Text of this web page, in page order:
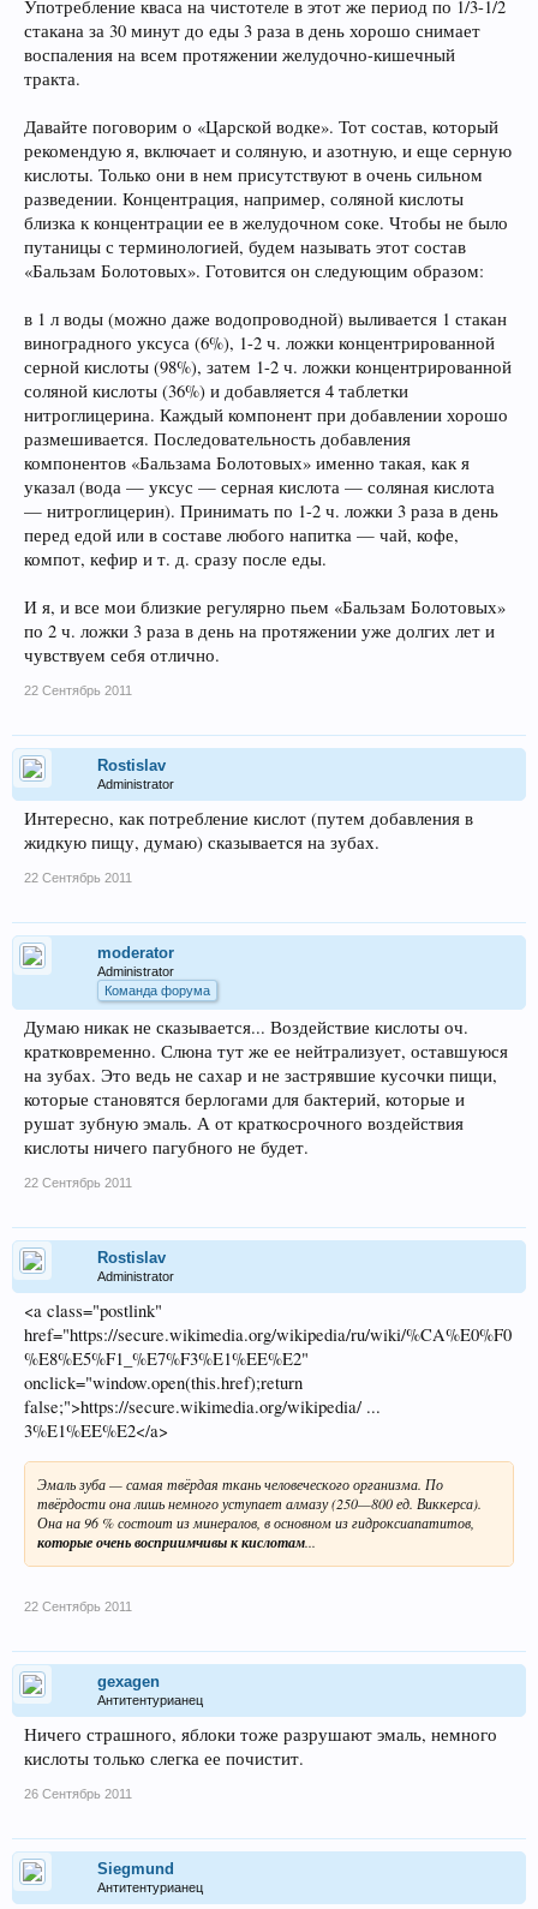
Употребление кваса на чистотеле в этот же период по 1/3-1/2
стакана за 30 минут до еды 3 раза в день хорошо снимает
воспаления на всем протяжении желудочно-кишечный
тракта.
Давайте поговорим о «Царской водке». Тот состав, который
рекомендую я, включает и соляную, и азотную, и еще серную
кислоты. Только они в нем присутствуют в очень сильном
разведении. Концентрация, например, соляной кислоты
близка к концентрации ее в желудочном соке. Чтобы не было
путаницы с терминологией, будем называть этот состав
«Бальзам Болотовых». Готовится он следующим образом:
в 1 л воды (можно даже водопроводной) выливается 1 стакан
виноградного уксуса (6%), 1-2 ч. ложки концентрированной
серной кислоты (98%), затем 1-2 ч. ложки концентрированной
соляной кислоты (36%) и добавляется 4 таблетки
нитроглицерина. Каждый компонент при добавлении хорошо
размешивается. Последовательность добавления
компонентов «Бальзама Болотовых» именно такая, как я
указал (вода — уксус — серная кислота — соляная кислота
— нитроглицерин). Принимать по 1-2 ч. ложки 3 раза в день
перед едой или в составе любого напитка — чай, кофе,
компот, кефир и т. д. сразу после еды.
И я, и все мои близкие регулярно пьем «Бальзам Болотовых»
по 2 ч. ложки 3 раза в день на протяжении уже долгих лет и
чувствуем себя отлично.
22 Сентябрь 2011
Rostislav
Administrator
Интересно, как потребление кислот (путем добавления в
жидкую пищу, думаю) сказывается на зубах.
22 Сентябрь 2011
moderator
Administrator
Команда форума
Думаю никак не сказывается... Воздействие кислоты оч.
кратковременно. Слюна тут же ее нейтрализует, оставшуюся
на зубах. Это ведь не сахар и не застрявшие кусочки пищи,
которые становятся берлогами для бактерий, которые и
рушат зубную эмаль. А от краткосрочного воздействия
кислоты ничего пагубного не будет.
22 Сентябрь 2011
Rostislav
Administrator
<a class="postlink"
href="https://secure.wikimedia.org/wikipedia/ru/wiki/%CA%E0%F0
%E8%E5%F1_%E7%F3%E1%EE%E2"
onclick="window.open(this.href);return
false;">https://secure.wikimedia.org/wikipedia/ ...
3%E1%EE%E2</a>
Эмаль зуба — самая твёрдая ткань человеческого организма. По
твёрдости она лишь немного уступает алмазу (250—800 ед. Виккерса).
Она на 96 % состоит из минералов, в основном из гидроксиапатитов,
которые очень восприимчивы к кислотам...
22 Сентябрь 2011
gexagen
Антитентурианец
Ничего страшного, яблоки тоже разрушают эмаль, немного
кислоты только слегка ее почистит.
26 Сентябрь 2011
Siegmund
Антитентурианец